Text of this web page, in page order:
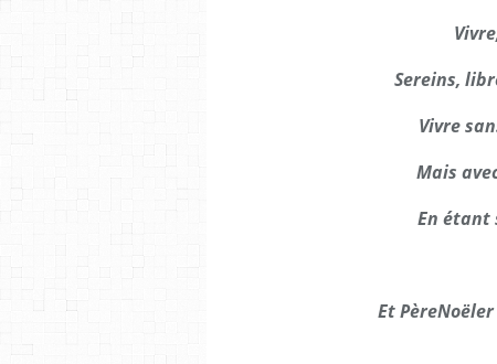
Sereins,
Vivre
Mais
En étant
Et